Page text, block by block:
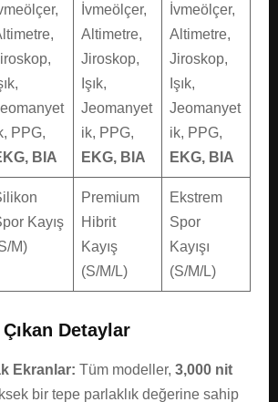
PPG,
BIA
İvmeölçer,
Altimetre,
Jiroskop,
Işık,
Jeomanyet
ik, PPG,
EKG, BIA
İvmeölçer,
Altimetre,
Jiroskop,
Işık,
Jeomanyet
ik, PPG,
EKG, BIA
Kayış
M)
Premium
Hibrit
Kayış
(S/M/L)
Ekstrem
Spor
Kayışı
(S/M/L)
Detaylar
Ekranlar: Tüm modeller, 3,000 nit
bir tepe parlaklık değerine sahip